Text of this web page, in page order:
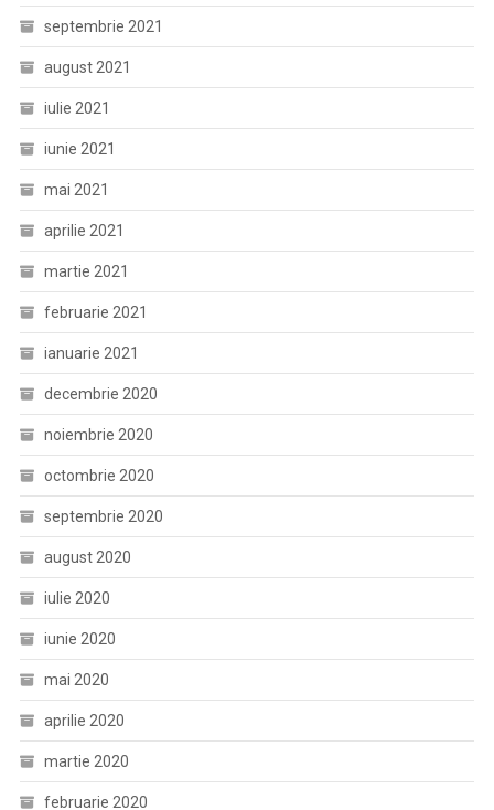
septembrie 2021
august 2021
iulie 2021
iunie 2021
mai 2021
aprilie 2021
martie 2021
februarie 2021
ianuarie 2021
decembrie 2020
noiembrie 2020
octombrie 2020
septembrie 2020
august 2020
iulie 2020
iunie 2020
mai 2020
aprilie 2020
martie 2020
februarie 2020